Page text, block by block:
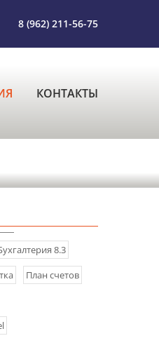
8 (962) 211-56-75
КОНТАКТЫ
8.3
План счетов